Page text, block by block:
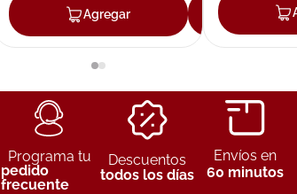
AgregarAgregar
Programa tu
pedido
frecuente
Descuentos
todos los días
Envíos en
60 minutos